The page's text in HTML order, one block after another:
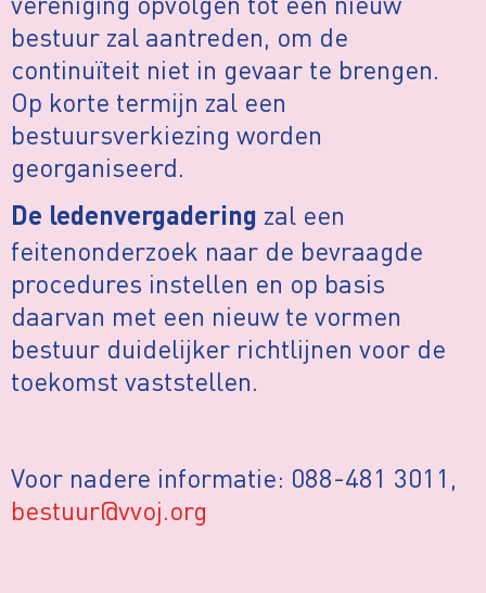
bestuur zal aantreden, om de
continuïteit niet in gevaar te brengen.
Op korte termijn zal een
bestuursverkiezing worden
georganiseerd.
De ledenvergadering zal een
feitenonderzoek naar de bevraagde
procedures instellen en op basis
daarvan met een nieuw te vormen
bestuur duidelijker richtlijnen voor de
toekomst vaststellen.
Voor nadere informatie: 088-481 3011,
bestuur@vvoj.org